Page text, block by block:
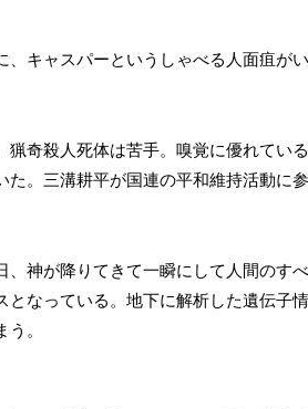
キャスパーというしゃべる人面疽が
奇殺人死体は苦手。嗅覚に優れてい
。三溝耕平が国連の平和維持活動に
神が降りてきて一瞬にして人間のす
なっている。地下に解析した遺伝子
。